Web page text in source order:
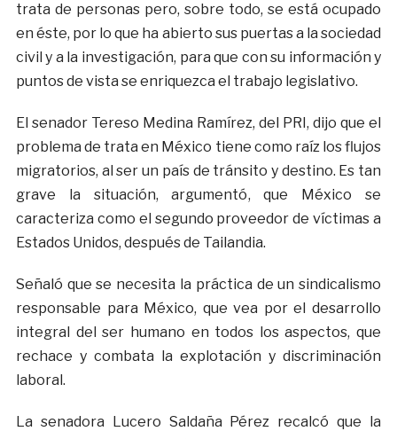
trata de personas pero, sobre todo, se está ocupado
en éste, por lo que ha abierto sus puertas a la sociedad
civil y a la investigación, para que con su información y
puntos de vista se enriquezca el trabajo legislativo.
El senador Tereso Medina Ramírez, del PRI, dijo que el
problema de trata en México tiene como raíz los flujos
migratorios, al ser un país de tránsito y destino. Es tan
grave la situación, argumentó, que México se
caracteriza como el segundo proveedor de víctimas a
Estados Unidos, después de Tailandia.
Señaló que se necesita la práctica de un sindicalismo
responsable para México, que vea por el desarrollo
integral del ser humano en todos los aspectos, que
rechace y combata la explotación y discriminación
laboral.
La senadora Lucero Saldaña Pérez recalcó que la